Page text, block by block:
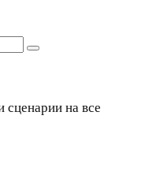
сценарии на все